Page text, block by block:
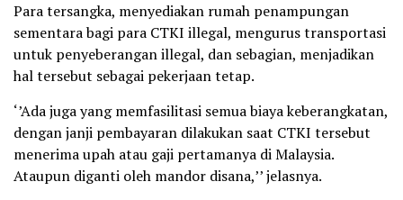
Para tersangka, menyediakan rumah penampungan
sementara bagi para CTKI illegal, mengurus transportasi
untuk penyeberangan illegal, dan sebagian, menjadikan
hal tersebut sebagai pekerjaan tetap.
‘’Ada juga yang memfasilitasi semua biaya keberangkatan,
dengan janji pembayaran dilakukan saat CTKI tersebut
menerima upah atau gaji pertamanya di Malaysia.
Ataupun diganti oleh mandor disana,’’ jelasnya.